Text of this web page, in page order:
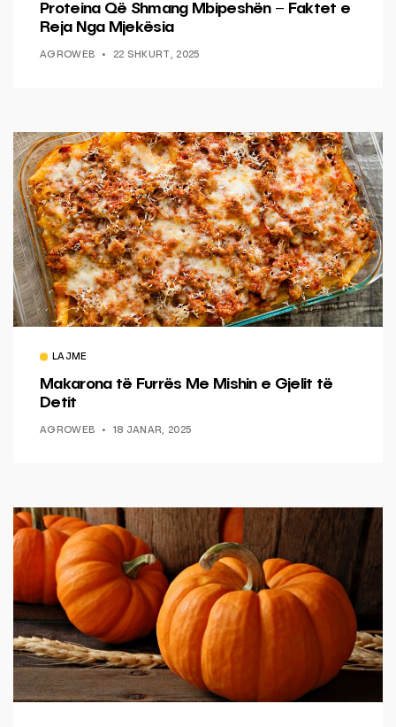
Proteina Që Shmang Mbipeshën – Faktet e
Reja Nga Mjekësia
AGROWEB 22 SHKURT, 2025
LAJME
Makarona të Furrës Me Mishin e Gjelit të
Detit
AGROWEB 18 JANAR, 2025